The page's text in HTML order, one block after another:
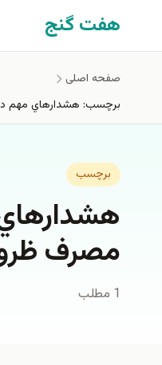
رفتن به محتوای اصلی
هفت گنج
صفحه اصلی
برچسب: هشدارهاي مهم
برچسب
مصرف
1 مطلب